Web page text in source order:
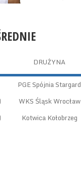
DRUŻYNA
PGE Spójnia Stargard
WKS Śląsk Wrocław
Kotwica Kołobrzeg